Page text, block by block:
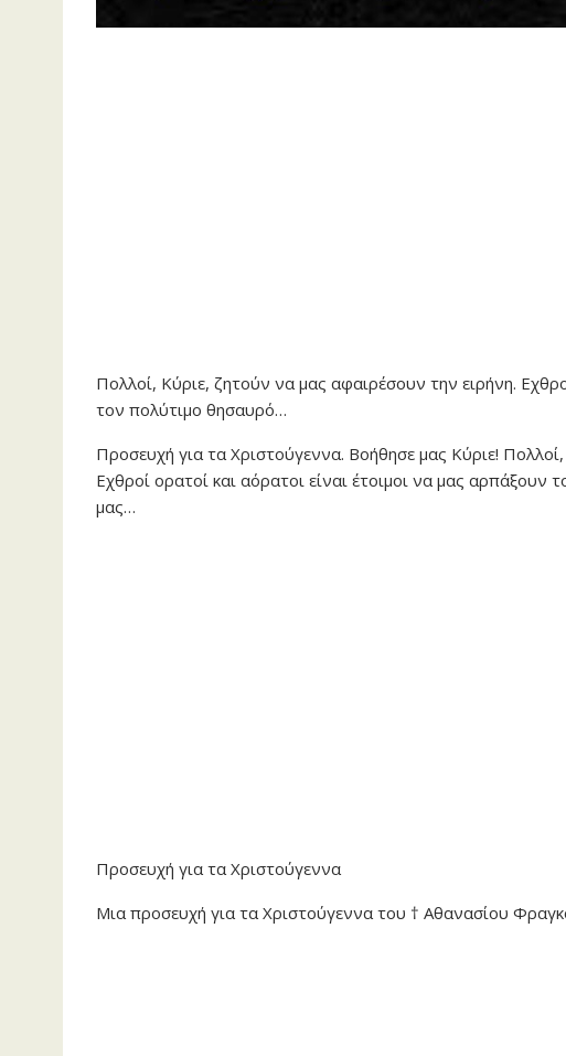
Πολλοί, Κύριε, ζητούν να μας αφαιρέσουν την ειρήνη.
τον πολύτιμο θησαυρό…
Προσευχή για τα Χριστούγεννα. Βοήθησε μας Κύριε!
Εχθροί ορατοί και αόρατοι είναι έτοιμοι να μας
μας…
Προσευχή για τα Χριστούγεννα
Μια προσευχή για τα Χριστούγεννα του † Αθανασίου